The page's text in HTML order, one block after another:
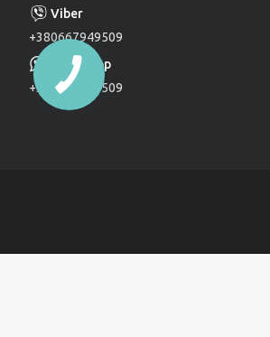
Трапи
Паяльники для пластикових труб
Дзеркала
Дитячі ліжечка
Кухонні модулі
+380667949509
+380667949509